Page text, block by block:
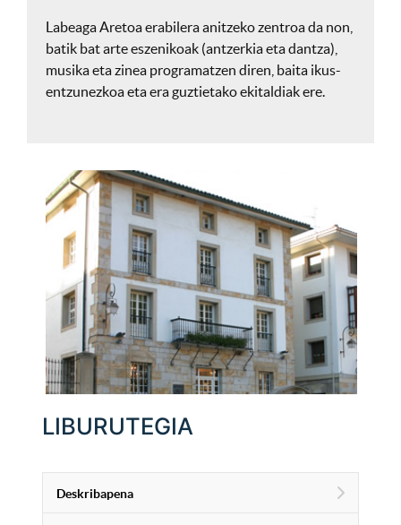
Labeaga Aretoa erabilera anitzeko zentroa da non,
batik bat arte eszenikoak (antzerkia eta dantza),
musika eta zinea programatzen diren, baita ikus-
entzunezkoa eta era guztietako ekitaldiak ere.
LIBURUTEGIA
Deskribapena